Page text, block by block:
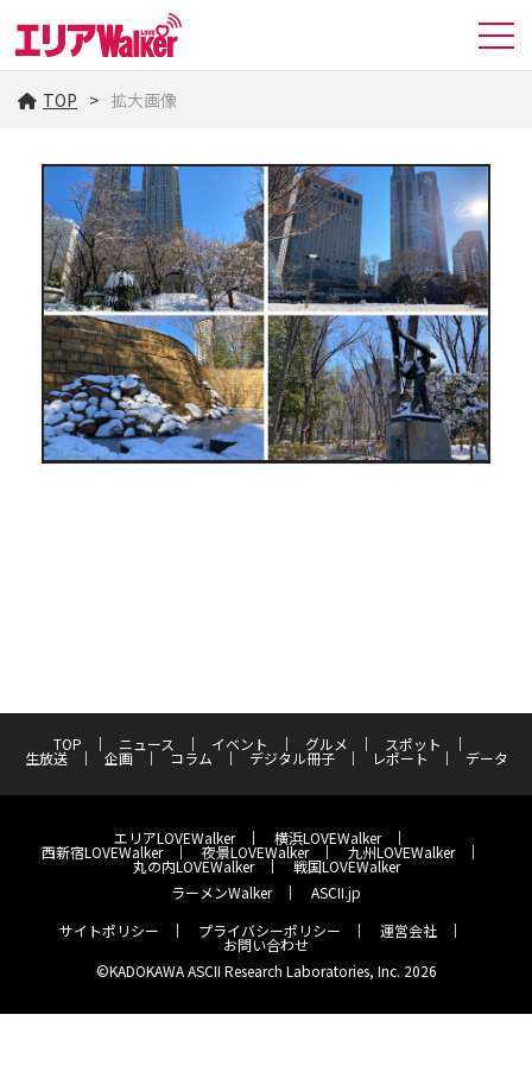
TOP 拡大画像
TOP ニュース イベント グルメ スポット
生放送 企画 コラム デジタル冊子 レポート データ
エリアLOVEWalker 横浜LOVEWalker
西新宿LOVEWalker 夜景LOVEWalker 九州LOVEWalker
丸の内LOVEWalker
戦国LOVEWalker
ラーメンWalker
ASCII.jp
サイトポリシー
プライバシーポリシー 運営会社
お問い合わせ
©KADOKAWA ASCII Research Laboratories, Inc. 2026